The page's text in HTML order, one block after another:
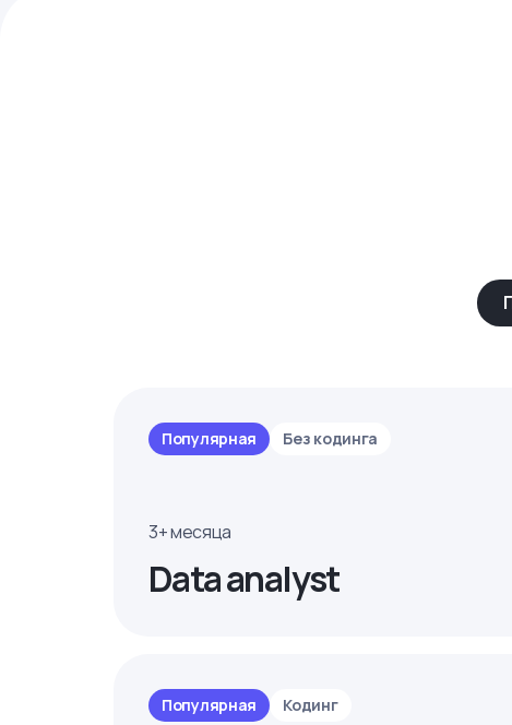
Популярная Без кодинга
3+ месяца
Data analyst
Популярная Кодинг